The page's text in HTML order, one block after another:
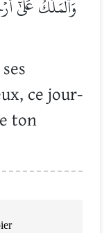
وَٱلۡمَلَكُ عَلَىٰٓ
ce jour-
ton